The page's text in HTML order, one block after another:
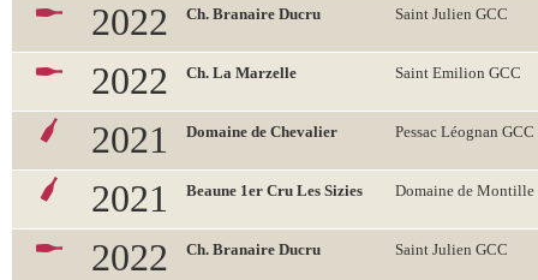
2022 Ch. Branaire Ducru Saint Julien GCC
2022 Ch. La Marzelle Saint Emilion GCC
2021 Domaine de Chevalier Pessac Léognan GCC
2021 Beaune 1er Cru Les Sizies Domaine de Montille
2022 Ch. Branaire Ducru Saint Julien GCC